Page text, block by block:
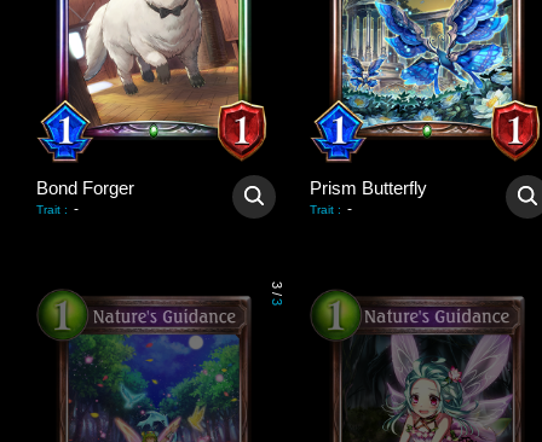
Bond Forger
Trait : -
Prism Butterfly
Trait : -
3
/
3